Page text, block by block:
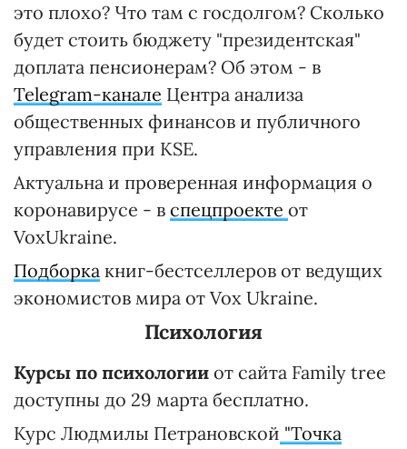
это плохо? Что там с госдолгом? Сколько
будет стоить бюджету "президентская"
доплата пенсионерам? Об этом - в
Telegram-канале Центра анализа
общественных финансов и публичного
управления при KSE.
Актуальна и проверенная информация о
коронавирусе - в спецпроекте от
VoxUkraine.
Подборка книг-бестселлеров от ведущих
экономистов мира от Vox Ukraine.
Психология
Курсы по психологии от сайта Family tree
доступны до 29 марта бесплатно.
Курс Людмилы Петрановской "Точка